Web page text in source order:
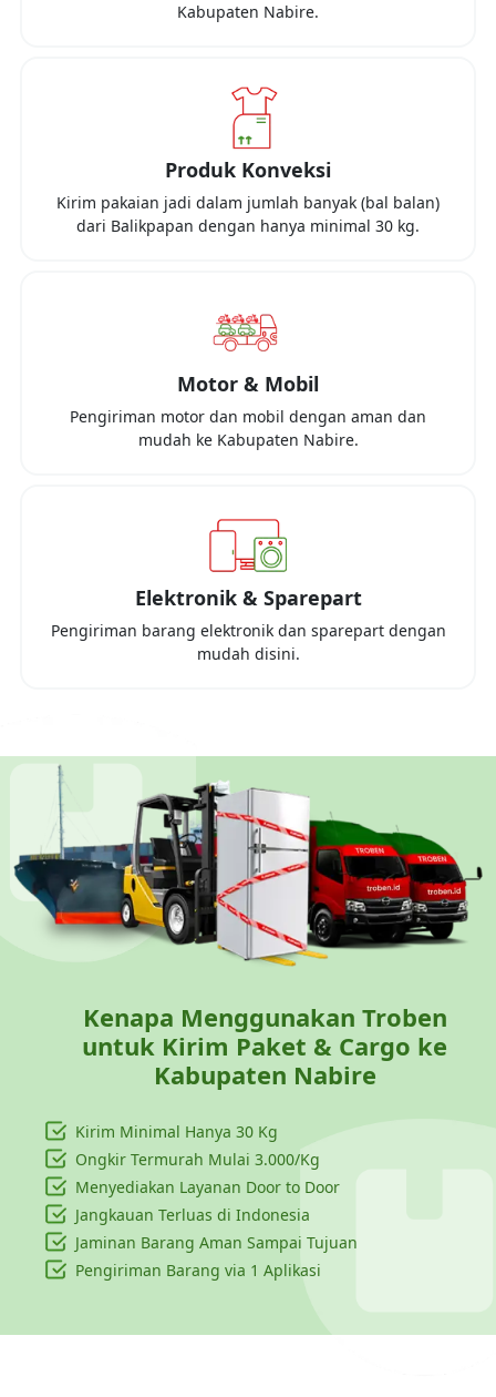
Kabupaten Nabire.
Produk Konveksi
Kirim pakaian jadi dalam jumlah banyak (bal balan)
dari Balikpapan dengan hanya minimal 30 kg.
Motor & Mobil
Pengiriman motor dan mobil dengan aman dan
mudah ke Kabupaten Nabire.
Elektronik & Sparepart
Pengiriman barang elektronik dan sparepart dengan
mudah disini.
Kenapa Menggunakan Troben
untuk Kirim Paket & Cargo ke
Kabupaten Nabire
Kirim Minimal Hanya 30 Kg
Ongkir Termurah Mulai 3.000/Kg
Menyediakan Layanan Door to Door
Jangkauan Terluas di Indonesia
Jaminan Barang Aman Sampai Tujuan
Pengiriman Barang via 1 Aplikasi